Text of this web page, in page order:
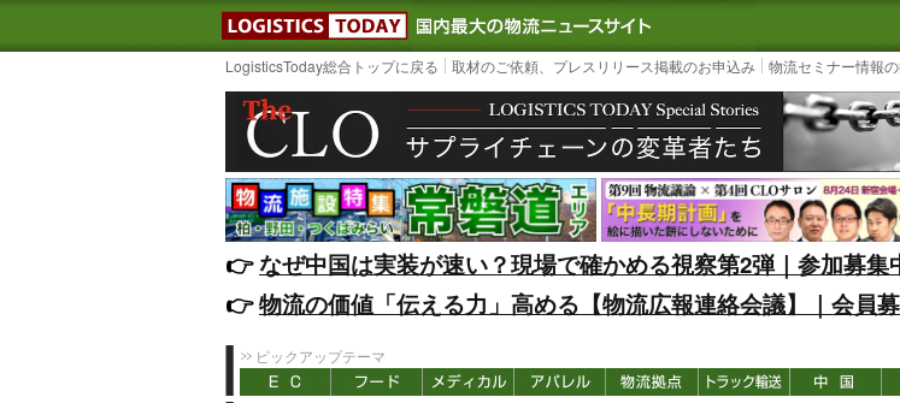
LOGISTICS TODAY｜国内最大の物流ニュースサイト
3PL, SCMな
LogisticsToday総合トップに戻る 取材のご依頼、プレスリリース掲載のお申込み 物流セミナー情報
👉️なぜ中国は実装が速い？現場で確かめる視察第2弾｜参加募集
👉️物流の価値「伝える力」高める【物流広報連絡会議】｜会員
ピックアップテーマ